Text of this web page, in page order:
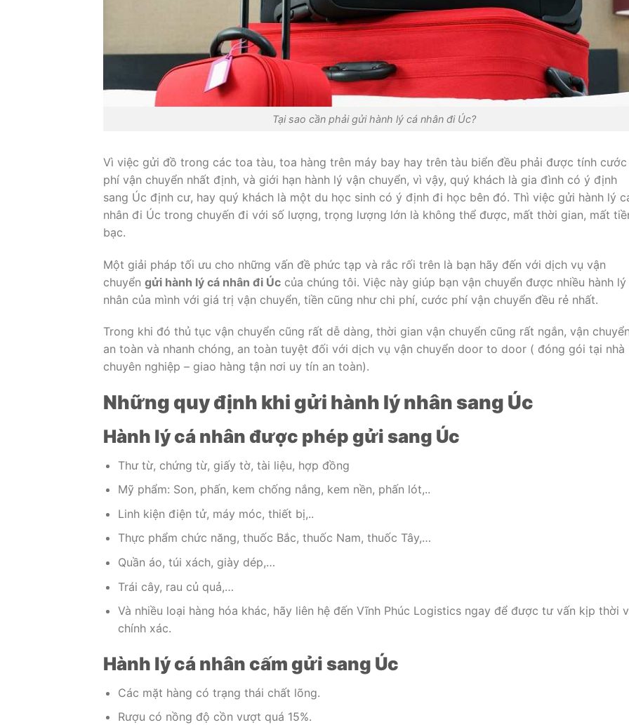
Tại sao cần phải gửi hành lý cá nhân đi Úc?
Vì việc gửi đồ trong các toa tàu, toa hàng trên máy bay hay trên tàu biển đều phải được tính cước
phí vận chuyển nhất định, và giới hạn hành lý vận chuyển, vì vậy, quý khách là gia đình có ý định
sang Úc định cư, hay quý khách là một du học sinh có ý định đi học bên đó. Thì việc gửi hành lý
nhân đi Úc trong chuyến đi với số lượng, trọng lượng lớn là không thể được, mất thời gian, mất
bạc.
Một giải pháp tối ưu cho những vấn đề phức tạp và rắc rối trên là bạn hãy đến với dịch vụ vận
chuyển gửi hành lý cá nhân đi Úc của chúng tôi. Việc này giúp bạn vận chuyển được nhiều hành lý
nhân của mình với giá trị vận chuyển, tiền cũng như chi phí, cước phí vận chuyển đều rẻ nhất.
Trong khi đó thủ tục vận chuyển cũng rất dễ dàng, thời gian vận chuyển cũng rất ngắn, vận
an toàn và nhanh chóng, an toàn tuyệt đối với dịch vụ vận chuyển door to door ( đóng gói tại nhà
chuyên nghiệp – giao hàng tận nơi uy tín an toàn).
Những quy định khi gửi hành lý nhân sang Úc
Hành lý cá nhân được phép gửi sang Úc
Thư từ, chứng từ, giấy tờ, tài liệu, hợp đồng
Mỹ phẩm: Son, phấn, kem chống nắng, kem nền, phấn lót,..
Linh kiện điện tử, máy móc, thiết bị,..
Thực phẩm chức năng, thuốc Bắc, thuốc Nam, thuốc Tây,…
Quần áo, túi xách, giày dép,…
Trái cây, rau củ quả,…
Và nhiều loại hàng hóa khác, hãy liên hệ đến Vĩnh Phúc Logistics ngay để được tư vấn kịp thời
chính xác.
Hành lý cá nhân cấm gửi sang Úc
Các mặt hàng có trạng thái chất lõng.
Rượu có nồng độ cồn vượt quá 15%.